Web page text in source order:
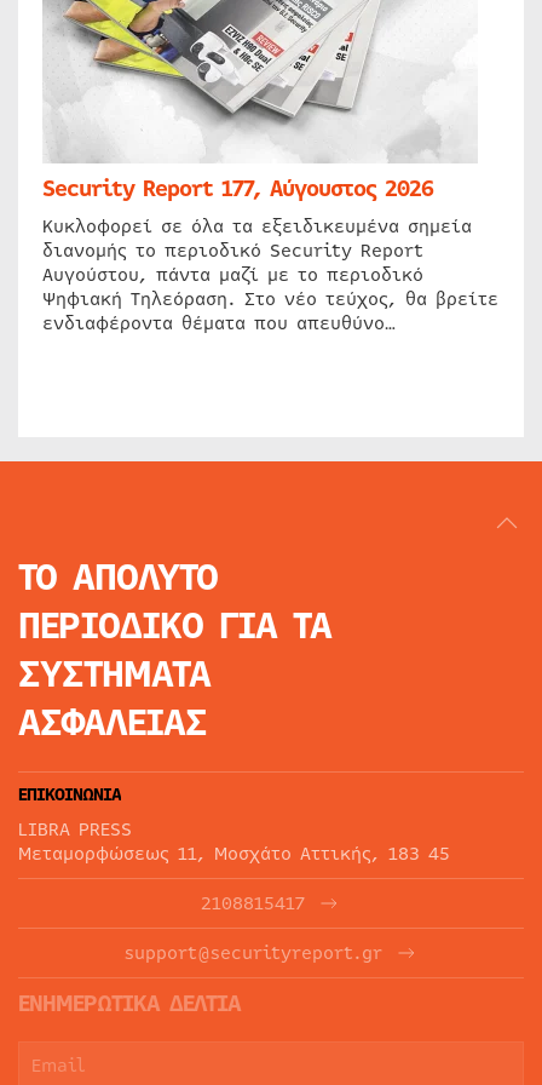
Security Report 177, Αύγουστος 2026
Κυκλοφορεί σε όλα τα εξειδικευμένα σημεία
διανομής το περιοδικό Security Report
Αυγούστου, πάντα μαζί με το περιοδικό
Ψηφιακή Τηλεόραση. Στο νέο τεύχος, θα βρείτε
ενδιαφέροντα θέματα που απευθύνο…
ΤΟ ΑΠΟΛΥΤΟ
ΠΕΡΙΟΔΙΚΟ ΓΙΑ ΤΑ
ΣΥΣΤΗΜΑΤΑ
ΑΣΦΑΛΕΙΑΣ
ΕΠΙΚΟΙΝΩΝΙΑ
LIBRA PRESS
Μεταμορφώσεως 11, Μοσχάτο Αττικής, 183 45
2108815417
support@securityreport.gr
ΕΝΗΜΕΡΩΤΙΚΑ ΔΕΛΤΙΑ